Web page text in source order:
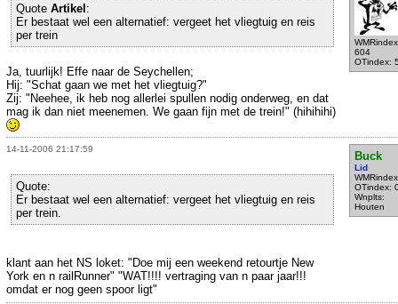
604
OTindex:
Quote Artikel :
Er bestaat wel een alternatief: vergeet het vliegtuig en reis
per trein
Ja, tuurlijk! Effe naar de Seychellen;
Hij: "Schat gaan we met het vliegtuig?"
Zij: "Neehee, ik heb nog allerlei spullen nodig onderweg, en dat
mag ik dan niet meenemen. We gaan fijn met de trein!" (hihihihi)
14-11-2006 21:17:59
Buck
Lid
OTindex:
Wnplts:
Houten
Quote:
Er bestaat wel een alternatief: vergeet het vliegtuig en reis
per trein.
klant aan het NS loket: "Doe mij een weekend retourtje New
York en n railRunner" "WAT!!!! vertraging van n paar jaar!!!
omdat er nog geen spoor ligt"